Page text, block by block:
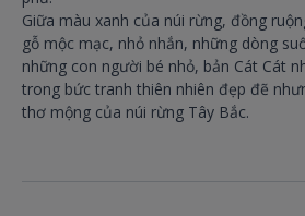
Giữa màu xanh của núi rừng, đồng
gỗ mộc mạc, nhỏ nhắn, những dòng
những con người bé nhỏ, bản Cát Cát
trong bức tranh thiên nhiên đẹp đẽ
thơ mộng của núi rừng Tây Bắc.